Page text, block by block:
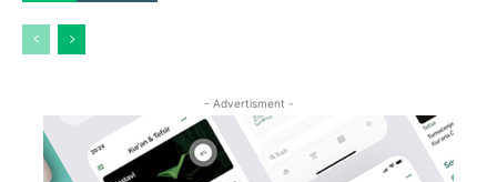
- Advertisment -